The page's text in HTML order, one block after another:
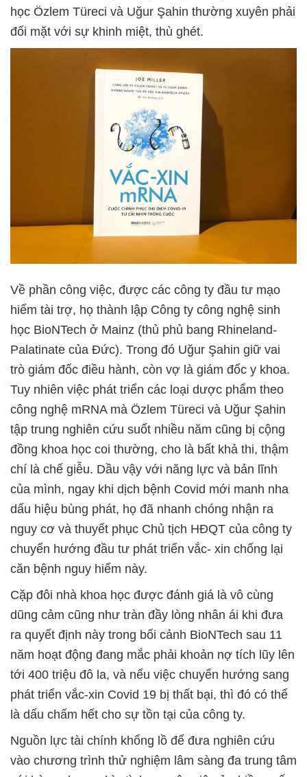
học Özlem Türeci và Uğur Şahin thường xuyên phải
đối mặt với sự khinh miệt, thù ghét.
Về phần công việc, được các công ty đầu tư mạo
hiểm tài trợ, họ thành lập Công ty công nghệ sinh
học BioNTech ở Mainz (thủ phủ bang Rhineland-
Palatinate của Đức). Trong đó Uğur Şahin giữ vai
trò giám đốc điều hành, còn vợ là giám đốc y khoa.
Tuy nhiên việc phát triển các loại dược phẩm theo
công nghệ mRNA mà Özlem Türeci và Uğur Şahin
tập trung nghiên cứu suốt nhiều năm cũng bị cộng
đồng khoa học coi thường, cho là bất khả thi, thậm
chí là chế giễu. Dầu vậy với năng lực và bản lĩnh
của mình, ngay khi dịch bệnh Covid mới manh nha
dấu hiệu bùng phát, họ đã nhanh chóng nhận ra
nguy cơ và thuyết phục Chủ tịch HĐQT của công ty
chuyển hướng đầu tư phát triển vắc- xin chống lại
căn bệnh nguy hiểm này.
Cặp đôi nhà khoa học được đánh giá là vô cùng
dũng cảm cũng như tràn đầy lòng nhân ái khi đưa
ra quyết định này trong bối cảnh BioNTech sau 11
năm hoạt động đang mắc phải khoản nợ tích lũy lên
tới 400 triệu đô la, và nếu việc chuyển hướng sang
phát triển vắc-xin Covid 19 bị thất bại, thì đó có thể
là dấu chấm hết cho sự tồn tại của công ty.
Nguồn lực tài chính khổng lồ để đưa nghiên cứu
vào chương trình thử nghiệm lâm sàng đa trung tâm